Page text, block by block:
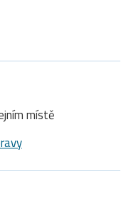
místě